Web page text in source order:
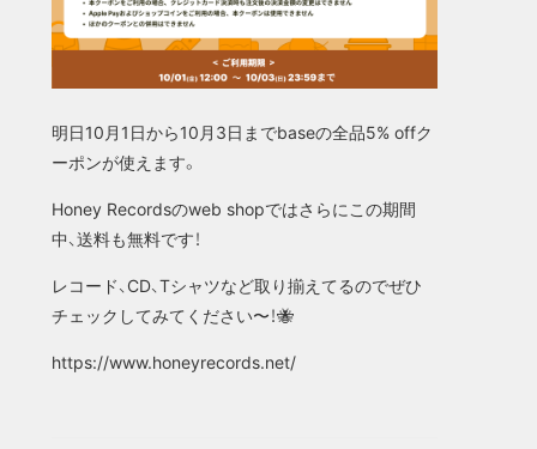
明日10月1日から10月3日までbaseの全品5% offク
ーポンが使えます。
Honey Recordsのweb shopではさらにこの期間
中、送料も無料です！
レコード、CD、Tシャツなど取り揃えてるのでぜひ
チェックしてみてください〜！🐝
https://www.honeyrecords.net/